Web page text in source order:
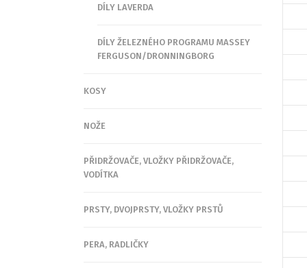
DÍLY LAVERDA
DÍLY ŽELEZNÉHO PROGRAMU MASSEY
FERGUSON/DRONNINGBORG
KOSY
NOŽE
PŘIDRŽOVAČE, VLOŽKY PŘIDRŽOVAČE,
VODÍTKA
PRSTY, DVOJPRSTY, VLOŽKY PRSTŮ
PERA, RADLIČKY